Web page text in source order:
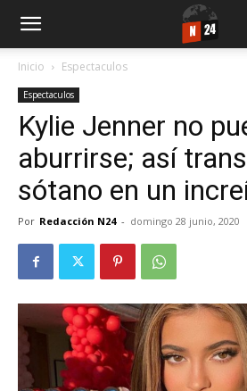
Inicio Espectaculos
Espectaculos
Kylie Jenner no
aburrirse; así
sótano en un
Por Redacción N24 - domingo 28 junio, 2020